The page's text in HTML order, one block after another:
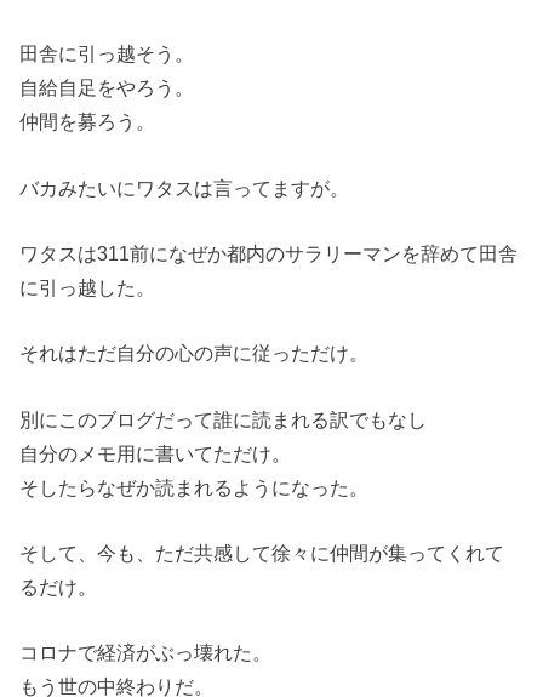
田舎に引っ越そう。
自給自足をやろう。
仲間を募ろう。
バカみたいにワタスは言ってますが。
ワタスは311前になぜか都内のサラリーマンを辞めて田舎
に引っ越した。
それはただ自分の心の声に従っただけ。
別にこのブログだって誰に読まれる訳でもなし
自分のメモ用に書いてただけ。
そしたらなぜか読まれるようになった。
そして、今も、ただ共感して徐々に仲間が集ってくれて
るだけ。
コロナで経済がぶっ壊れた。
もう世の中終わりだ。